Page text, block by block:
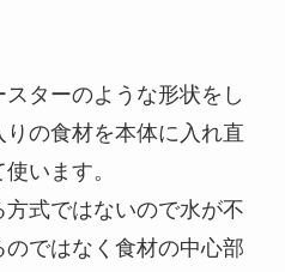
ターのような形状をし
の食材を本体に入れ直
います。
式ではないので水が不
ではなく食材の中心部